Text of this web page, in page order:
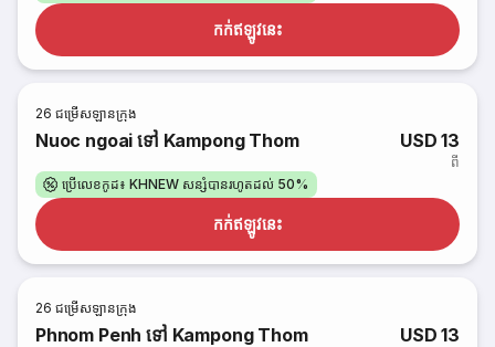
កក់​ឥឡូវនេះ
26 ជម្រើសឡានក្រុង
Nuoc ngoai ទៅ Kampong Thom USD 13
ពី
ប្រើលេខកូដ៖ KHNEW សន្សំបានរហូតដល់ 50%
កក់​ឥឡូវនេះ
26 ជម្រើសឡានក្រុង
Phnom Penh ទៅ Kampong Thom USD 13